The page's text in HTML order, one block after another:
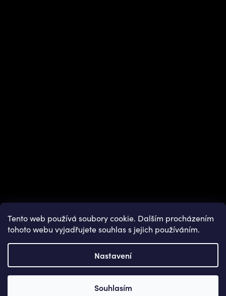
Tento web používá soubory cookie. Dalším procházením
tohoto webu vyjadřujete souhlas s jejich používáním.
Nastavení
Souhlasím
Vytvořil Shoptet
Copyright 2026OUTDOOR SHOPS. Všechna práva vyhrazena.